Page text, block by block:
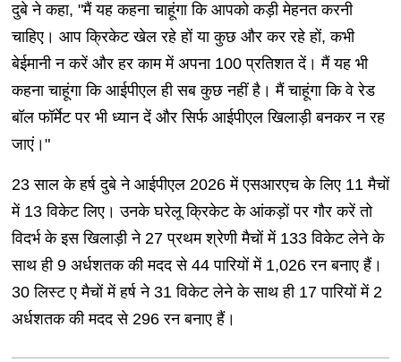
दुबे ने कहा, "मैं यह कहना चाहूंगा कि आपको कड़ी मेहनत करनी
चाहिए। आप क्रिकेट खेल रहे हों या कुछ और कर रहे हों, कभी
बेईमानी न करें और हर काम में अपना 100 प्रतिशत दें। मैं यह भी
कहना चाहूंगा कि आईपीएल ही सब कुछ नहीं है। मैं चाहूंगा कि वे रेड
बॉल फॉर्मेट पर भी ध्यान दें और सिर्फ आईपीएल खिलाड़ी बनकर न रह
जाएं।"
23 साल के हर्ष दुबे ने आईपीएल 2026 में एसआरएच के लिए 11 मैचों
में 13 विकेट लिए। उनके घरेलू क्रिकेट के आंकड़ों पर गौर करें तो
विदर्भ के इस खिलाड़ी ने 27 प्रथम श्रेणी मैचों में 133 विकेट लेने के
साथ ही 9 अर्धशतक की मदद से 44 पारियों में 1,026 रन बनाए हैं।
30 लिस्ट ए मैचों में हर्ष ने 31 विकेट लेने के साथ ही 17 पारियों में 2
अर्धशतक की मदद से 296 रन बनाए हैं।